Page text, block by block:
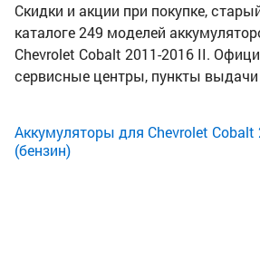
Скидки и акции при покупке,
каталоге 249 моделей
Chevrolet Cobalt 2011-2016 II.
сервисные центры, пункты
Аккумуляторы для Chevrolet Cobalt
(бензин)